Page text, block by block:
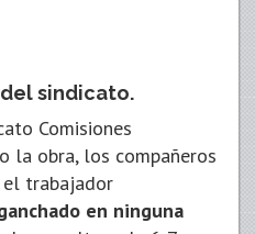
sindicato.
Comisiones
la obra, los compañeros
el trabajador
en ninguna